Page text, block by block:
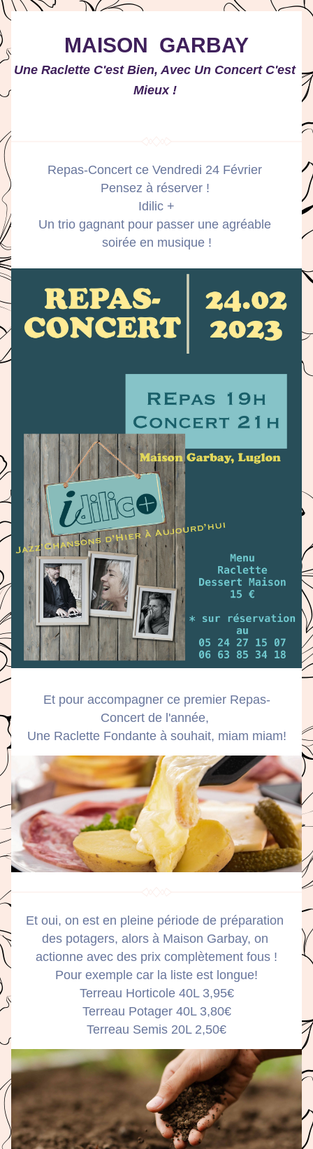
MAISON  GARBAY
Une Raclette C'est Bien, Avec Un Concert C'est
Mieux !
Repas-Concert ce Vendredi 24 Février
Pensez à réserver !
Idilic +
Un trio gagnant pour passer une agréable
soirée en musique !
Et pour accompagner ce premier Repas-
Concert de l'année,
Une Raclette Fondante à souhait, miam miam!
Et oui, on est en pleine période de préparation
des potagers, alors à Maison Garbay, on
actionne avec des prix complètement fous !
Pour exemple car la liste est longue!
Terreau Horticole 40L 3,95€
Terreau Potager 40L 3,80€
Terreau Semis 20L 2,50€